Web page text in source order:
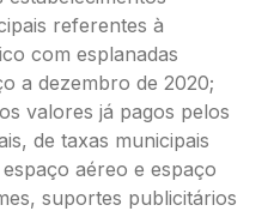
referentes à
com esplanadas
a dezembro de 2020;
valores já pagos pelos
de taxas municipais
aéreo e espaço
suportes publicitários